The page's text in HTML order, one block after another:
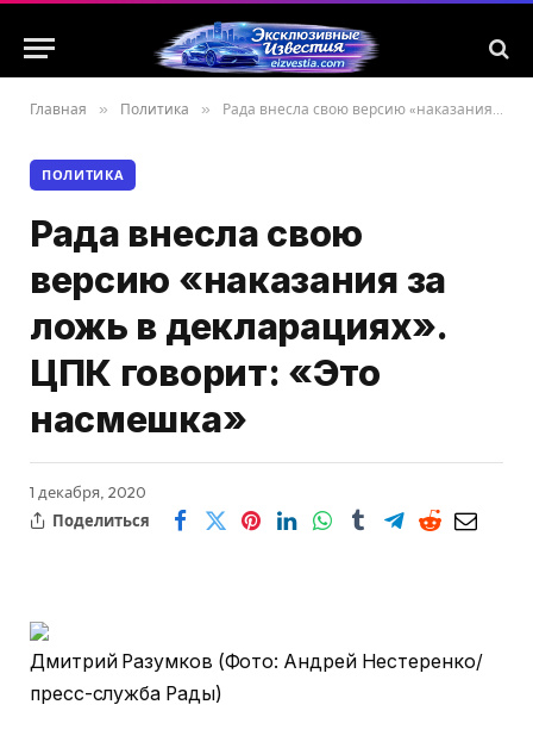
Главная » Политика » Рада внесла свою версию «наказания за ложь в декларациях». ЦПК говорит: «Это насмешка»
ПОЛИТИКА
Рада внесла свою
версию «наказания за
ложь в декларациях».
ЦПК говорит: «Это
насмешка»
1 декабря, 2020
Поделиться
Дмитрий Разумков (Фото: Андрей Нестеренко/
пресс-служба Рады)